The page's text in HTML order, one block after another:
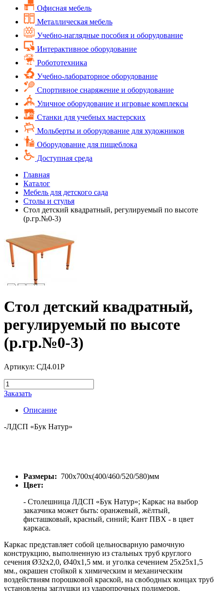
Офисная мебель
Металлическая мебель
Учебно-наглядные пособия и оборудование
Интерактивное оборудование
Робототехника
Учебно-лабораторное оборудование
Спортивное снаряжение и оборудование
Уличное оборудование и игровые комплексы
Cтанки для учебных мастерских
Мольберты и оборудование для художников
Оборудование для пищеблока
Доступная среда
Главная
Каталог
Мебель для детского сада
Столы и стулья
Стол детский квадратный, регулируемый по высоте
(р.гр.№0-3)
Стол детский квадратный,
регулируемый по высоте
(р.гр.№0-3)
Артикул: СД4.01Р
Заказать
Описание
-ЛДСП «Бук Натур»
Размеры: 700х700х(400/460/520/580)мм
Цвет:
- Столешница ЛДСП «Бук Натур»; Каркас на выбор
заказчика может быть: оранжевый, жёлтый,
фисташковый, красный, синий; Кант ПВХ - в цвет
каркаса.
Каркас представляет собой цельносварную рамочную
конструкцию, выполненную из стальных труб круглого
сечения Ø32х2,0, Ø40х1,5 мм. и уголка сечением 25х25х1,5
мм., окрашен стойкой к химическим и механическим
воздействиям порошковой краской, на свободных концах труб
установлены заглушки из ударопрочных полимеров.